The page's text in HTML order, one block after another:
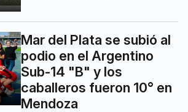
Mar del Plata se subió al
podio en el Argentino
Sub-14 "B" y los
caballeros fueron 10° en
Mendoza